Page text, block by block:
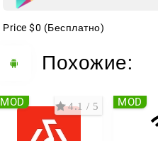
Price $0 (Бесплатно)
Похожие:
4.1 / 5
MOD MOD